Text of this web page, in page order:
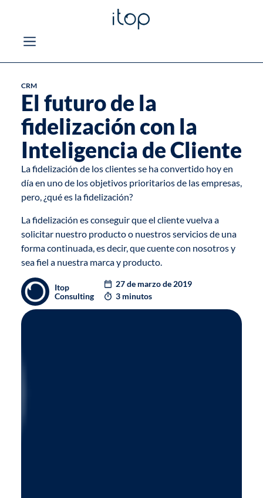
CRM
El futuro de la
fidelización con la
Inteligencia de Cliente
La fidelización de los clientes se ha convertido hoy en
día en uno de los objetivos prioritarios de las empresas,
pero, ¿qué es la fidelización?
La fidelización es conseguir que el cliente vuelva a
solicitar nuestro producto o nuestros servicios de una
forma continuada, es decir, que cuente con nosotros y
sea fiel a nuestra marca y producto.
Itop
Consulting
27 de marzo de 2019
3 minutos